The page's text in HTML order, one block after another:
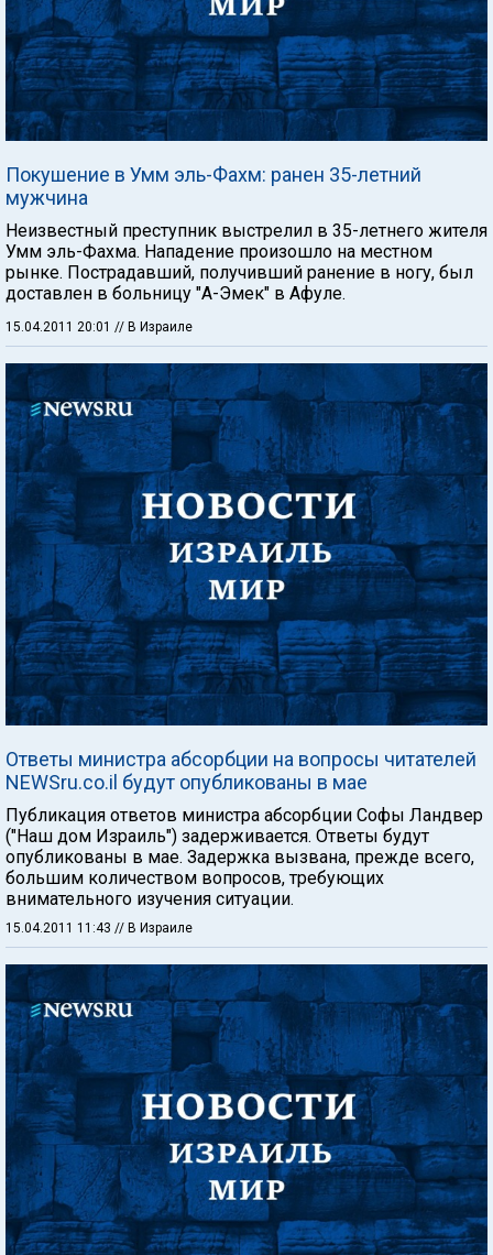
Покушение в Умм эль-Фахм: ранен 35-летний
мужчина
Неизвестный преступник выстрелил в 35-летнего жителя
Умм эль-Фахма. Нападение произошло на местном
рынке. Пострадавший, получивший ранение в ногу, был
доставлен в больницу "А-Эмек" в Афуле.
15.04.2011 20:01 // В Израиле
Ответы министра абсорбции на вопросы читателей
NEWSru.co.il будут опубликованы в мае
Публикация ответов министра абсорбции Софы Ландвер
("Наш дом Израиль") задерживается. Ответы будут
опубликованы в мае. Задержка вызвана, прежде всего,
большим количеством вопросов, требующих
внимательного изучения ситуации.
15.04.2011 11:43 // В Израиле